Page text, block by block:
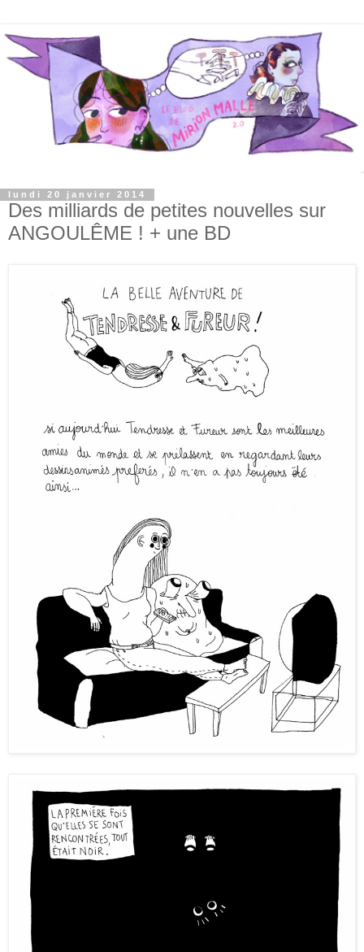
lundi 20 janvier 2014
Des milliards de petites nouvelles sur
ANGOULÊME ! + une BD